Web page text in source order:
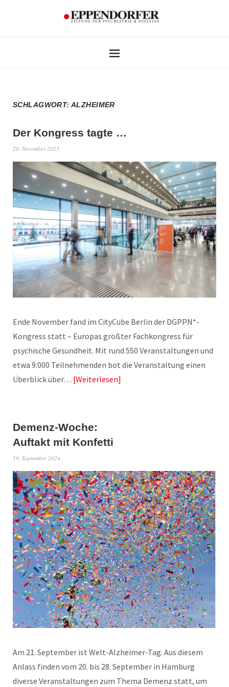
SCHLAGWORT:ALZHEIMER
Der Kongress tagte …
28. November 2025
Ende November fand im CityCube Berlin der DGPPN*-
Kongress statt – Europas größter Fachkongress für
psychische Gesundheit. Mit rund 550 Veranstaltungen und
etwa 9.000 Teilnehmenden bot die Veranstaltung einen
Überblick über… Weiterlesen
Demenz-Woche:
Auftakt mit Konfetti
19. September 2024
Am 21. September ist Welt-Alzheimer-Tag. Aus diesem
Anlass finden vom 20. bis 28. September in Hamburg
diverse Veranstaltungen zum Thema Demenz statt, um